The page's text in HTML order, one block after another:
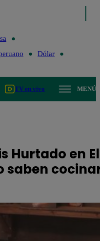
Dólar
TV en vivo MENÚ
Hurtado en
saben